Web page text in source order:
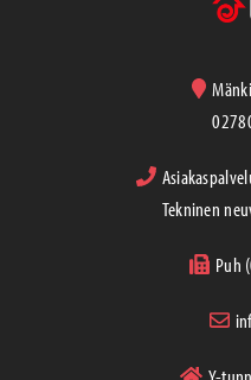
Tekninen
Puh